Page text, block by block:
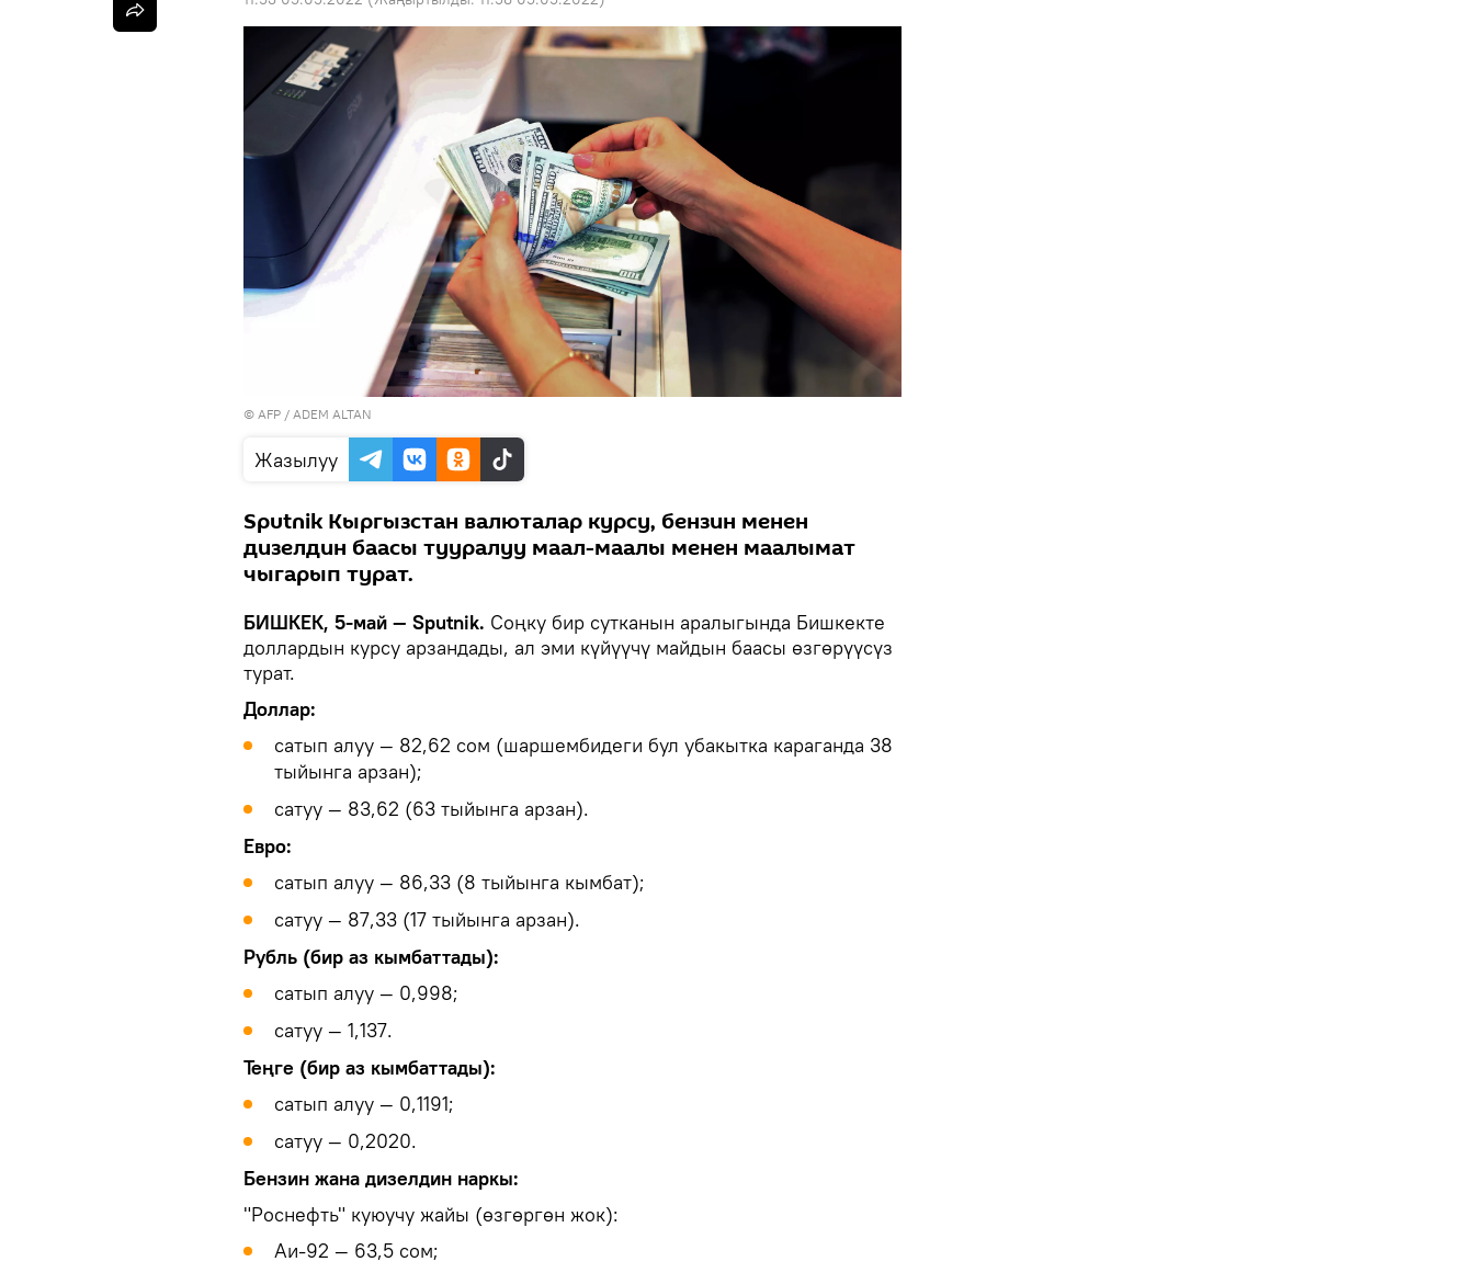
© AFP / ADEM ALTAN
Жазылуу
Sputnik Кыргызстан валюталар курсу, бензин менен
дизелдин баасы тууралуу маал-маалы менен маалымат
чыгарып турат.
БИШКЕК, 5-май — Sputnik. Соңку бир сутканын аралыгында Бишкекте
доллардын курсу арзандады, ал эми күйүүчү майдын баасы өзгөрүүсүз
турат.
Доллар:
сатып алуу — 82,62 сом (шаршембидеги бул убакытка караганда 38
тыйынга арзан);
сатуу — 83,62 (63 тыйынга арзан).
Евро:
сатып алуу — 86,33 (8 тыйынга кымбат);
сатуу — 87,33 (17 тыйынга арзан).
Рубль (бир аз кымбаттады):
сатып алуу — 0,998;
сатуу — 1,137.
Теңге (бир аз кымбаттады):
сатып алуу — 0,1191;
сатуу — 0,2020.
Бензин жана дизелдин наркы:
"Роснефть" куюучу жайы (өзгөргөн жок):
Аи-92 — 63,5 сом;